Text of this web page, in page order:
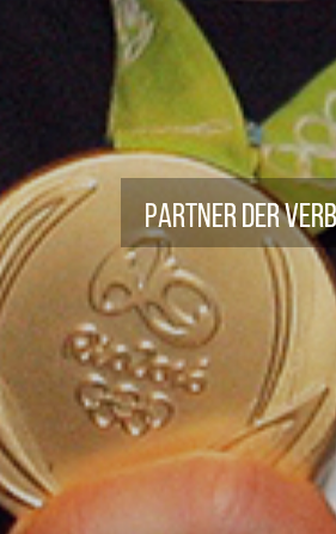
Partner der